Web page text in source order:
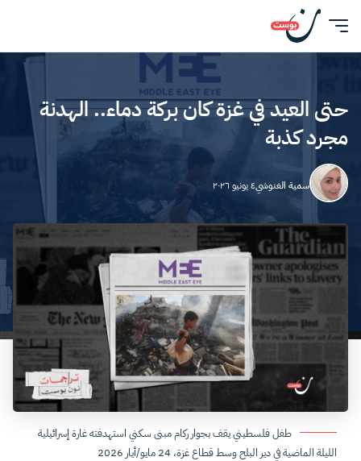
حتى العيد في غزة كان بركة دماء.. الهدنة
مجرد كذبة
سمية الغنوشي٤ يونيو ٢٠٢٦
طفل فلسطيني يقف بجوار ركام مبنى سكني استهدفته غارة إسرائيلية
الليلة الماضية في دير البلح وسط قطاع غزة، 24 مايو/أيار 2026